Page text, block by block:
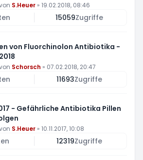
S.Heuer » 19.02.2018, 08:46
15059Zugriffe
von Fluorchinolon Antibiotika -
Schorsch » 07.02.2018, 20:47
11693Zugriffe
- Gefährliche Antibiotika Pillen
S.Heuer » 10.11.2017, 10:08
12319Zugriffe